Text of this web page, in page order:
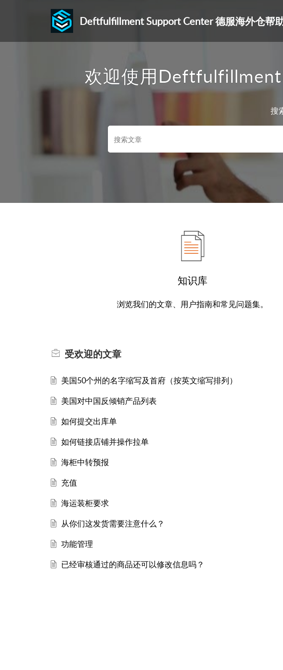
Deftfulfillment Support Center 德服海外仓帮
欢迎使用
搜
知识库
浏览我们的文章、用户指南和常见问题集。
受欢迎的文章
美国50个州的名字缩写及首府（按英文缩写排列）
美国对中国反倾销产品列表
如何提交出库单
如何链接店铺并操作拉单
海柜中转预报
充值
海运装柜要求
从你们这发货需要注意什么？
功能管理
已经审核通过的商品还可以修改信息吗？